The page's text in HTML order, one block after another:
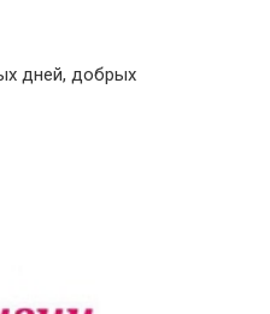
дней, добрых